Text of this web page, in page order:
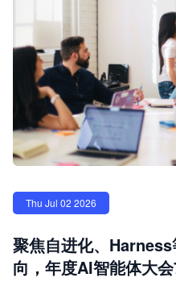
Thu Jul 02 2026
聚焦自进化、
向，年度AI智能体大